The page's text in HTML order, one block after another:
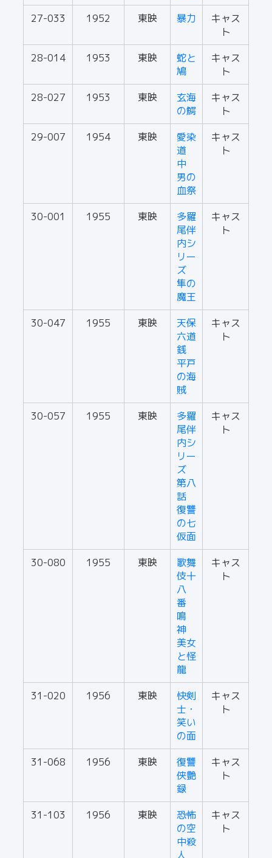
27-033 1952 東映 暴力
キャス
ト
28-014
1953 東映
蛇と
鳩
キャス
ト
28-027
1953 東映
玄海
の鰐
キャス
ト
29-007
1954 東映
愛染
道
中
男の
血祭
キャス
ト
30-001 1955 東映
多羅
尾伴
内シ
リー
ズ
隼の
魔王
キャス
ト
30-047 1955 東映
天保
六道
銭
平戸
の海
賊
キャス
ト
30-057 1955 東映
多羅
尾伴
内シ
リー
ズ
第八
話
復讐
の七
仮面
キャス
ト
30-080 1955 東映
歌舞
伎十
八
番
鳴
神
美女
と怪
龍
キャス
ト
31-020 1956 東映
快剣
士・
笑い
の面
キャス
ト
31-068 1956 東映
復讐
侠艶
録
キャス
ト
31-103 1956 東映
恐怖
の空
中殺
人
キャス
ト